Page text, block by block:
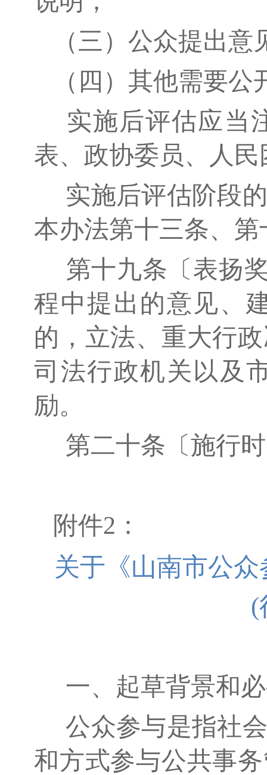
（三）公众提出
（四）其他需要公
实施后评估应当
表、政协委员、人
实施后评估阶段
本办法第十三条、
第十九条〔表扬
程中提出的意见、
的，立法、重大行
司法行政机关以及
励。
第二十条〔施行
附件2：
关于《山南市公
(
一、起草背景和
公众参与是指社
和方式参与公共事